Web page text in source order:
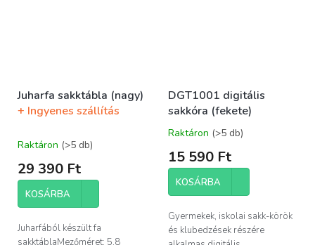
Juharfa sakktábla (nagy)
+ Ingyenes szállítás
Raktáron (>5 db)
29 390 Ft
KOSÁRBA
Juharfából készült fa
sakktáblaMezőméret: 5,8
DGT1001 digitális
sakkóra (fekete)
A
átlagos
értékelése
5-
5,0
csillag.
Raktáron (>5 db)
15 590 Ft
KOSÁRBA
Gyermekek, iskolai sakk-körök
és klubedzések részére